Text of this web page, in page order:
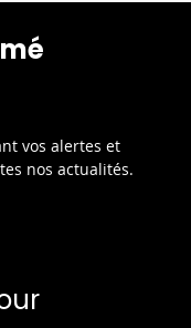
vos alertes et
nos actualités.